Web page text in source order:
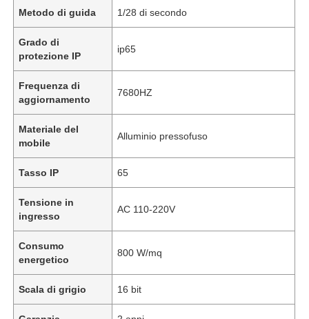
Metodo di guida 1/28 di secondo
Grado di
protezione IP
ip65
Frequenza di
aggiornamento
7680HZ
Materiale del
mobile
Alluminio pressofuso
Tasso IP 65
Tensione in
ingresso
AC 110-220V
Consumo
energetico
800 W/mq
Scala di grigio 16 bit